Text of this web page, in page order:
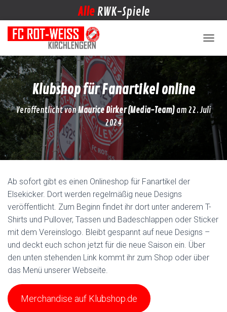
Alle RWK-Spiele
Klubshop für Fanartikel online
Veröffentlicht vonMaurice Dirker (Media-Team) am 22. Juli
2024
Ab sofort gibt es einen Onlineshop für Fanartikel der
Elsekicker. Dort werden regelmäßig neue Designs
veröffentlicht. Zum Beginn findet ihr dort unter anderem T-
Shirts und Pullover, Tassen und Badeschlappen oder Sticker
mit dem Vereinslogo. Bleibt gespannt auf neue Designs –
und deckt euch schon jetzt für die neue Saison ein. Über
den unten stehenden Link kommt ihr zum Shop oder über
das Menü unserer Webseite.
Merchandise auf Klubshop.de